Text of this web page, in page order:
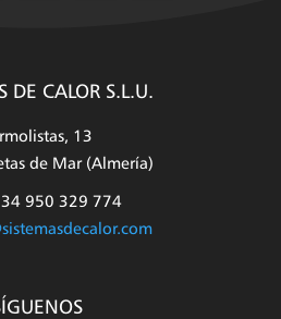
DE CALOR S.L.U.
13
de Mar (Almería)
950 329 774